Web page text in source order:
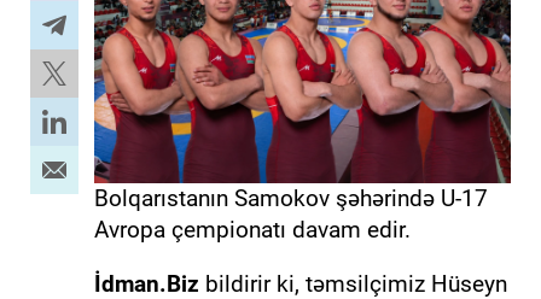
Bolqarıstanın Samokov şəhərində U-17
Avropa çempionatı davam edir.
İdman.Biz bildirir ki, təmsilçimiz Hüseyn